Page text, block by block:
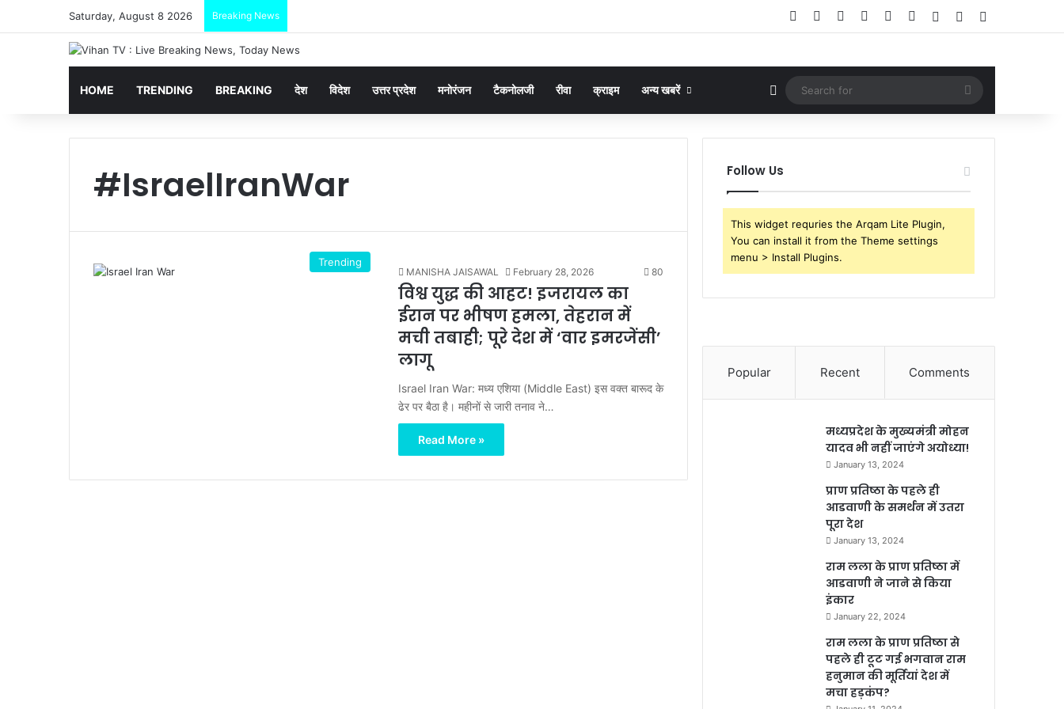
Saturday, August 8 2026 Breaking News Facebook YouTubeInstagramTelegramWhatsApp
Log InRandom Article
HOME TRENDING BREAKING देश विदेश उत्तर प्रदेश मनोरंजन टैकनोलजी रीवा क्राइम अन्य खबरें Random Article
for
#IsraelIranWar
Trending
MANISHA JAISAWAL February 28, 2026 80
विश्व युद्ध की आहट! इजरायल का
ईरान पर भीषण हमला, तेहरान में
मची तबाही; पूरे देश में ‘वार इमरजेंसी’
लागू
Israel Iran War: मध्य एशिया (Middle East) इस वक्त बारूद के
ढेर पर बैठा है। महीनों से जारी तनाव ने…
Read More »
Follow Us
This widget requries the Arqam Lite Plugin,
You can install it from the Theme settings
menu > Install Plugins.
Popular Recent Comments
मध्यप्रदेश के मुख्यमंत्री मोहन
यादव भी नहीं जाएंगे अयोध्या!
January 13, 2024
प्राण प्रतिष्ठा के पहले ही
आडवाणी के समर्थन में उतरा
पूरा देश
January 13, 2024
राम लला के प्राण प्रतिष्ठा में
आडवाणी ने जाने से किया
इंकार
January 22, 2024
राम लला के प्राण प्रतिष्ठा से
पहले ही टूट गई भगवान राम
हनुमान की मूर्तियां देश में
मचा हड़कंप?